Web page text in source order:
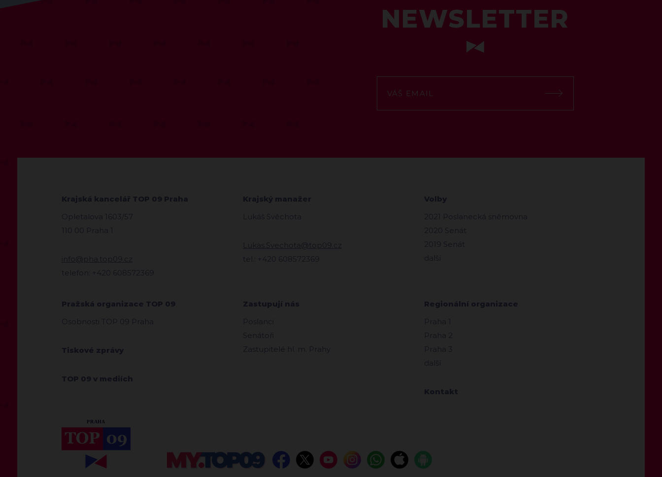
NEWSLETTER
Krajská kancelář TOP 09 Praha
Opletalova 1603/57
110 00 Praha 1
info@pha.top09.cz
telefon: +420 608572369
Krajský manažer
Lukáš Svěchota
Lukas.Svechota@top09.cz
tel.: +420 608572369
Volby
2021 Poslanecká sněmovna
2020 Senát
2019 Senát
další
Pražská organizace TOP 09
Osobnosti TOP 09 Praha
Tiskové zprávy
TOP 09 v mediích
Zastupují nás
Poslanci
Senátoři
Zastupitelé hl. m. Prahy
Regionální organizace
Praha 1
Praha 2
Praha 3
další
Kontakt